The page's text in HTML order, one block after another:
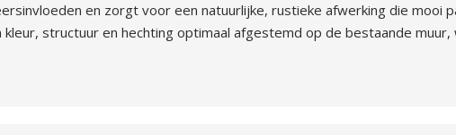
en zorgt voor een natuurlijke, rustieke afwerking die mooi
kleur, structuur en hechting optimaal afgestemd op de bestaande